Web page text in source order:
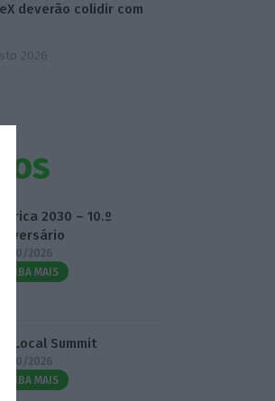
deverão colidir com
2026
Fábrica 2030 – 10.º
Aniversário
10/2026
SAIBA MAIS
3.º Local Summit
10/2026
SAIBA MAIS